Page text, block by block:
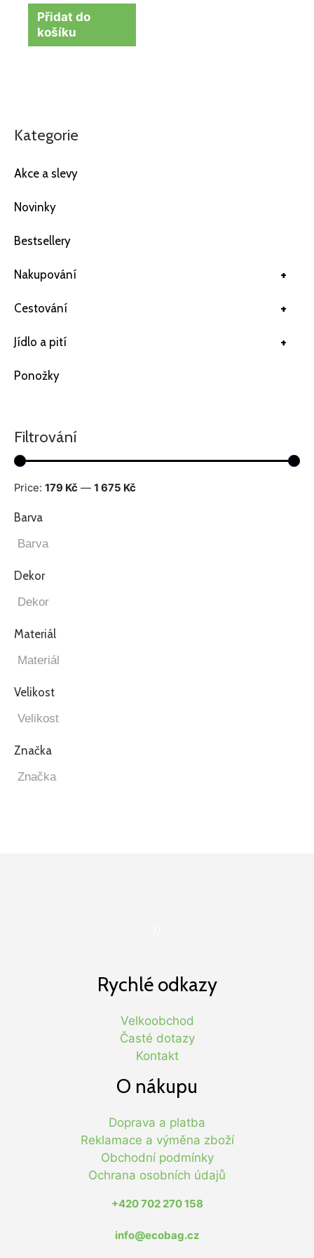
Kategorie
Akce a slevy
Novinky
Bestsellery
+
Nakupování
+
Cestování
+
Jídlo a pití
Ponožky
Filtrování
Price: 179 Kč — 1 675 Kč
Barva
Dekor
Materiál
Velikost
Značka
Přidat do
košíku
Rychlé odkazy
Velkoobchod
Časté dotazy
Kontakt
O nákupu
Doprava a platba
Reklamace a výměna zboží
Obchodní podmínky
Ochrana osobních údajů
+420 702 270 158
info@ecobag.cz